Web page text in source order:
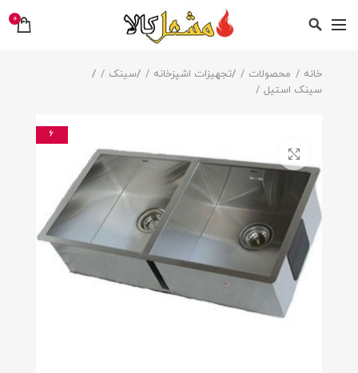
0
خانه محصولات /تجهیزات اشپزخانه /سینک
/
سینک استیل
6
بزرگنمایی تصویر